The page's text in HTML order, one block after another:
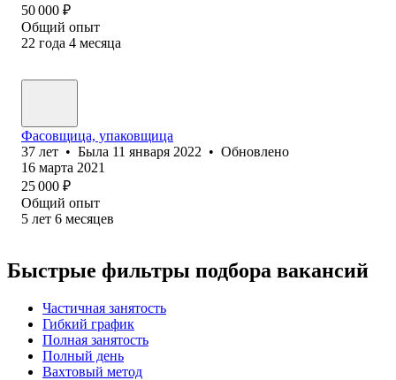
50 000 ₽
Общий опыт
22 года 4 месяца
Фасовщица, упаковщица
37 лет • Была 11 января 2022 • Обновлено
16 марта 2021
25 000 ₽
Общий опыт
5 лет 6 месяцев
Быстрые фильтры подбора вакансий
Частичная занятость
Гибкий график
Полная занятость
Полный день
Вахтовый метод